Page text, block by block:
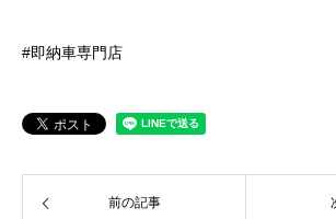
#即納車専門店
前の記事